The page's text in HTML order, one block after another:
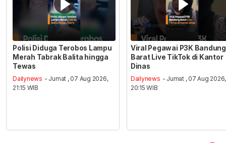
Polisi Diduga Terobos Lampu
Merah Tabrak Balita hingga
Tewas
Dailynews - Jumat , 07 Aug 2026,
21:15 WIB
Viral Pegawai P3K Bandung
Barat Live TikTok di Kantor
Dinas
Dailynews - Jumat , 07 Aug 2026,
20:15 WIB